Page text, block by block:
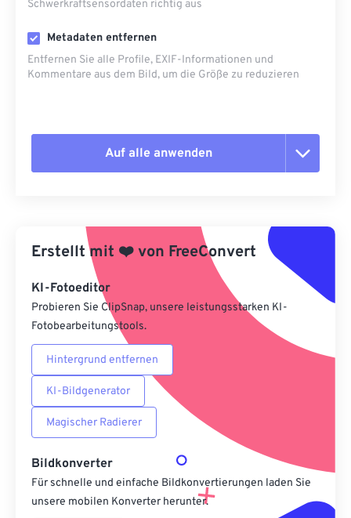
Schwerkraftsensordaten richtig aus
Metadaten entfernen
Entfernen Sie alle Profile, EXIF-Informationen und
Kommentare aus dem Bild, um die Größe zu reduzieren
Auf alle anwenden
Aus Vorgabe anwenden
Als Vorgabe speichern
Erstellt mit ❤️von FreeConvert
KI-Fotoeditor
Probieren Sie ClipSnap, unsere leistungsstarken KI-
Fotobearbeitungstools.
Hintergrund entfernen
KI-Bildgenerator
Magischer Radierer
Bildkonverter
Für schnelle und einfache Bildkonvertierungen laden Sie
unsere mobilen Konverter herunter.